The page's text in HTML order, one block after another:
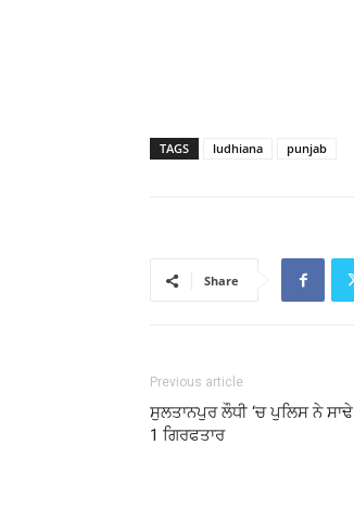
TAGS ludhiana punjab
Share
Previous article
ਸੁਲਤਾਨਪੁਰ ਲੌਧੀ ‘ਚ ਪੁਲਿਸ ਨੇ
1 ਗਿਰਫਤਾਰ